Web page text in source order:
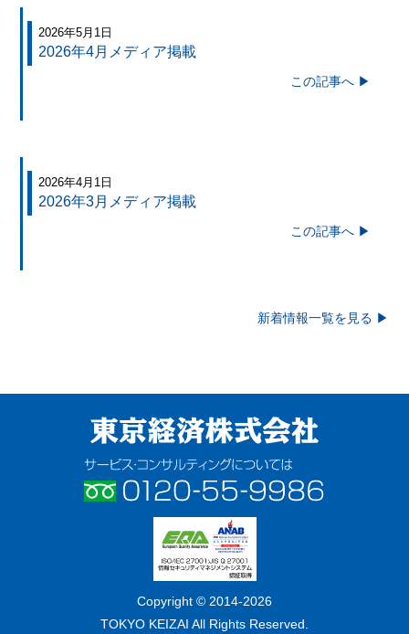
2026年5月1日
2026年4月メディア掲載
この記事へ ▶
2026年4月1日
2026年3月メディア掲載
この記事へ ▶
新着情報一覧を見る ▶
サービス・コンサルティングについ
ては フリーダイヤル 0120-55-
Copyright © 2014-2026
TOKYO KEIZAI All Rights Reserved.